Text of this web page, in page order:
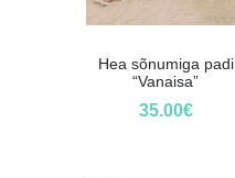
Hea sõnumiga padi
“Vanaisa”
35.00€